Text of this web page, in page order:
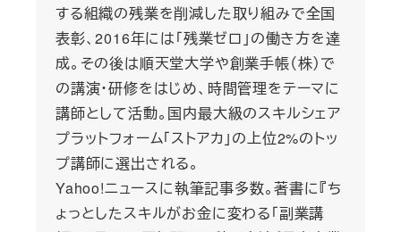
する組織の残業を削減した取り組みで全国
表彰、2016年には「残業ゼロ」の働き方を達
成。その後は順天堂大学や創業手帳（株）で
の講演・研修をはじめ、時間管理をテーマに
講師として活動。国内最大級のスキルシェア
プラットフォーム「ストアカ」の上位2%のトッ
プ講師に選出される。
Yahoo!ニュースに執筆記事多数。著書に『ち
ょっとしたスキルがお金に変わる「副業講